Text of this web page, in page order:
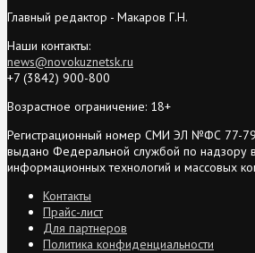
Главный редактор - Макаров Г.Н.
Наши контакты:
news@novokuznetsk.ru
+7 (3842) 900-800
Возрастное ограничение: 18+
Регистрационный номер СМИ ЭЛ №ФС 77-
выдано Федеральной службой по надзору
информационных технологий и массовых
Контакты
Прайс-лист
Для партнеров
Политика конфиденциальности